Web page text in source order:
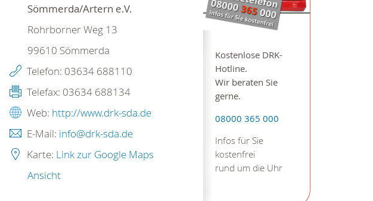
Kostenlose DRK-
Hotline.
Wir beraten Sie
gerne.
08000 365 000
Infos für Sie
kostenfrei
rund um die Uhr
Sömmerda/Artern e.V.
Rohrborner Weg 13
99610 Sömmerda
Telefon: 03634 688110
Telefax: 03634 688134
Web: http://www.drk-sda.de
E-Mail: info@drk-sda.de
Karte: Link zur Google Maps
Ansicht